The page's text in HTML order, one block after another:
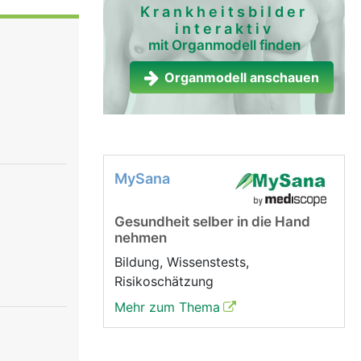
in
wird
sehr
Krankheitsbilder
interaktiv
mit Organmodell finden
Organmodell anschauen
MySana
Gesundheit selber in die Hand
nehmen
Bildung, Wissenstests,
Risikoschätzung
Mehr zum Thema